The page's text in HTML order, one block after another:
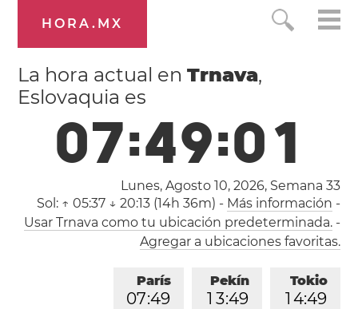
HORA.MX
La hora actual enTrnava,
Eslovaquia es
07:49:02
Lunes, Agosto 10, 2026, Semana 33
Sol: ↑ 05:37 ↓ 20:13 (14h 36m) - Más información -
Usar Trnava como tu ubicación predeterminada.-
Agregar a ubicaciones favoritas.
Tokio
1 4:49
Pekín
1 3:49
París
07:49